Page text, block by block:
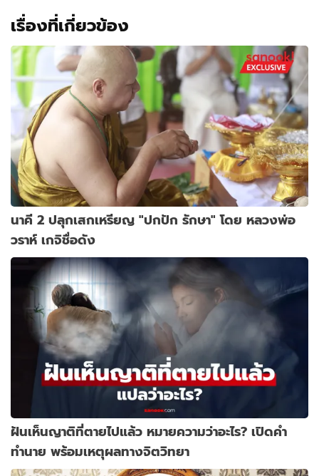
เรื่องที่เกี่ยวข้อง
นาคี 2 ปลุกเสกเหรียญ "ปกปัก รักษา" โดย หลวงพ่อ
วราห์ เกจิชื่อดัง
ฝันเห็นญาติที่ตายไปแล้ว หมายความว่าอะไร? เปิดคำ
ทำนาย พร้อมเหตุผลทางจิตวิทยา